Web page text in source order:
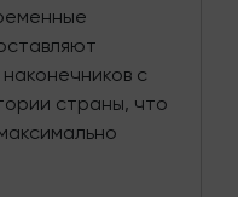
с
страны, что